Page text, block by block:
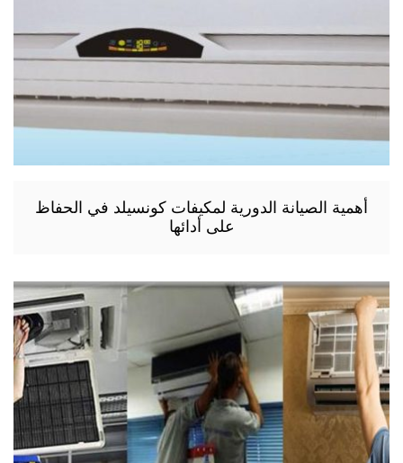
أهمية الصيانة الدورية لمكيفات كونسيلد في الحفاظ
على أدائها